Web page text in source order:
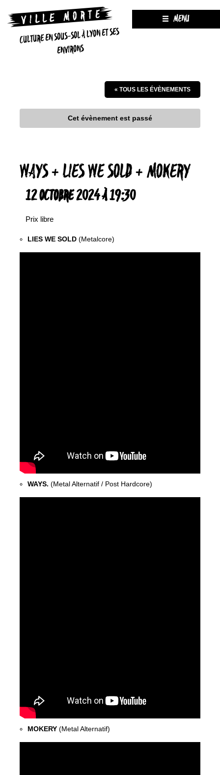
CULTURE EN SOUS-SOL À LYON ET SES
ENVIRONS
MENU
« TOUS LES ÉVÈNEMENTS
Cet évènement est passé
WAYS + LIES WE SOLD + MOKERY
12 OCTOBRE 2024 À 19:30
Prix libre
LIES WE SOLD (Metalcore)
WAYS. (Metal Alternatif / Post Hardcore)
MOKERY (Metal Alternatif)